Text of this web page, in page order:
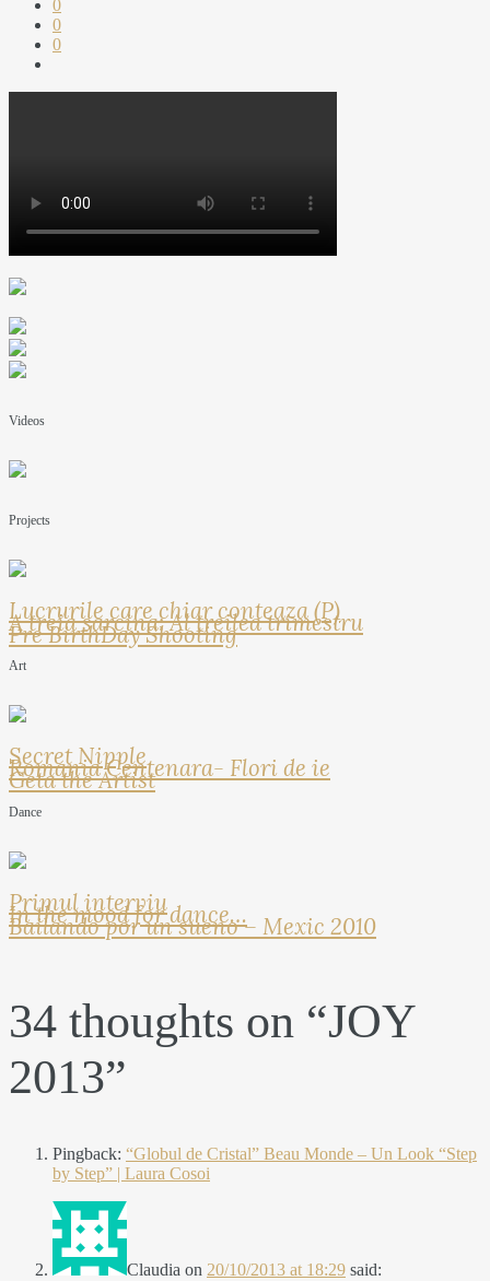
0
0
0
Videos
Projects
Lucrurile care chiar conteaza (P)
A treia sarcina: Al treilea trimestru
Pre BirthDay Shooting
Art
Secret Nipple
Romania Centenara- Flori de ie
Geta the Artist
Dance
Primul interviu
In the mood for dance…
Bailando por un sueno – Mexic 2010
34 thoughts on “JOY
2013”
Pingback: “Globul de Cristal” Beau Monde – Un Look “Step
by Step” | Laura Cosoi
Claudia on 20/10/2013 at 18:29 said: